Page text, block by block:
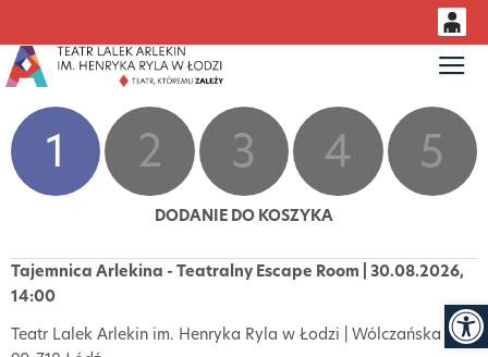
<'
0,00
14
1 2 3 4 5
DODANIE DO KOSZYKA
Tajemnica Arlekina - Teatralny Escape Room | 30.08.2026,
14:00
Teatr Lalek Arlekin im. Henryka Ryla w Łodzi | Wólczańska 5,